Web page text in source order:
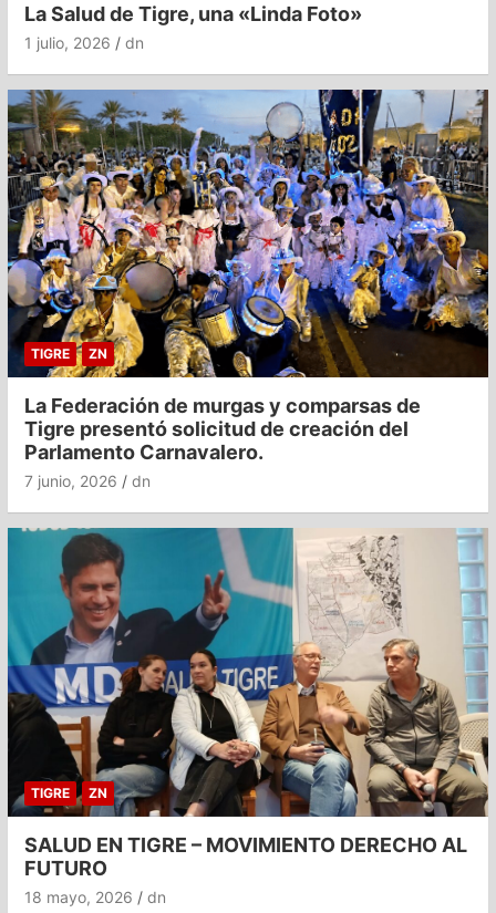
La Salud de Tigre, una «Linda Foto»
1 julio, 2026 dn
TIGRE ZN
La Federación de murgas y comparsas de
Tigre presentó solicitud de creación del
Parlamento Carnavalero.
7 junio, 2026 dn
TIGRE ZN
SALUD EN TIGRE – MOVIMIENTO DERECHO AL
FUTURO
18 mayo, 2026 dn